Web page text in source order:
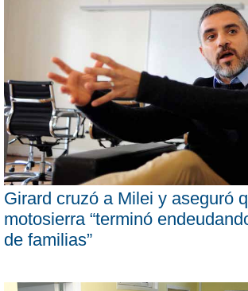
Girard cruzó a Milei y aseguró
motosierra “terminó
de familias”